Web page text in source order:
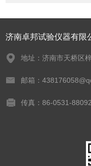
济南卓邦试验仪器有限
地址：济南市天桥区
邮箱：
传真：86-0531-